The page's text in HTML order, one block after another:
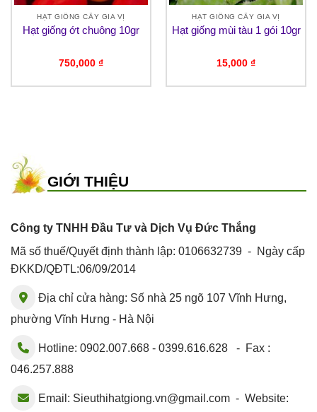
HẠT GIỐNG CÂY GIA VỊ
Hạt giống ớt chuông 10gr
750,000 ₫
HẠT GIỐNG CÂY GIA VỊ
Hạt giống mùi tàu 1 gói 10gr
15,000 ₫
GIỚI THIỆU
Công ty TNHH Đầu Tư và Dịch Vụ Đức Thắng
Mã số thuế/Quyết định thành lập: 0106632739 - Ngày cấp
ĐKKD/QĐTL:06/09/2014
Địa chỉ cửa hàng: Số nhà 25 ngõ 107 Vĩnh Hưng,
phường Vĩnh Hưng - Hà Nội
Hotline: 0902.007.668 - 0399.616.628 - Fax :
046.257.888
Email: Sieuthihatgiong.vn@gmail.com - Website: